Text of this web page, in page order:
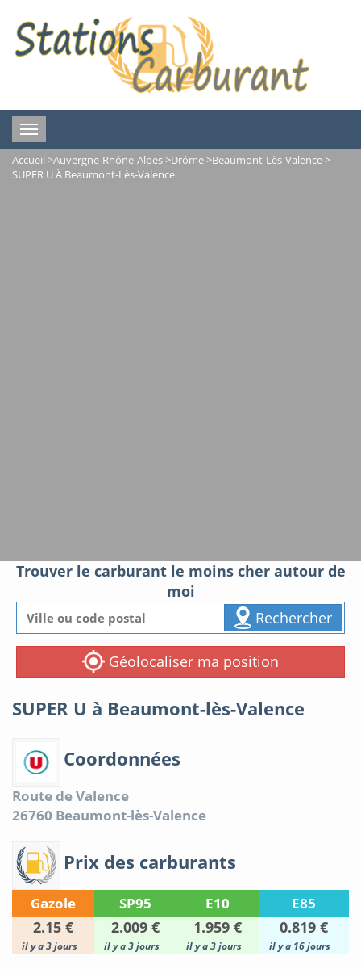
Toggle
navigation
Accueil >Auvergne-Rhône-Alpes>Drôme>Beaumont-Lès-Valence>
SUPER U À Beaumont-Lès-Valence
Trouver le carburant le moins cher autour de
moi
Rechercher
Géolocaliser ma position
SUPER U à Beaumont-lès-Valence
Coordonnées
Route de Valence
26760 Beaumont-lès-Valence
Prix des carburants
Gazole SP95 E10 E85
2.15 € 2.009 € 1.959 € 0.819 €
il y a 3 jours il y a 3 jours il y a 3 jours il y a 16 jours